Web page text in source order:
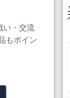
い・交流
もポイン